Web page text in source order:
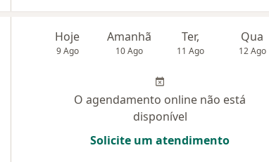
Hoje
9 Ago
Amanhã
10 Ago
Ter,
11 Ago
Qua
12 Ago
O agendamento online não está
disponível
Solicite um atendimento